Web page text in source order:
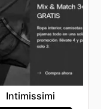
Intimissimi